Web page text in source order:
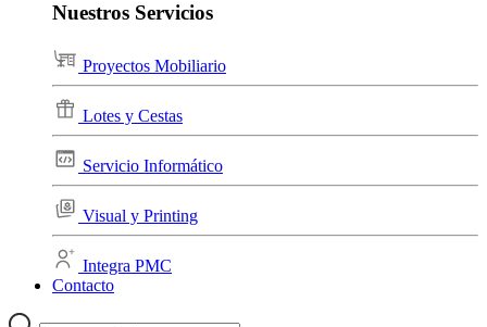
Nuestros Servicios
Proyectos Mobiliario
Lotes y Cestas
Servicio Informático
Visual y Printing
Integra PMC
Contacto